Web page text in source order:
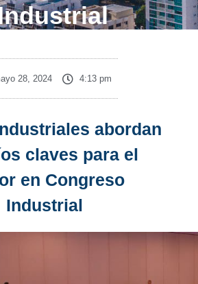
28, 2024 4:13 pm
abordan
claves para el
en Congreso
Industrial